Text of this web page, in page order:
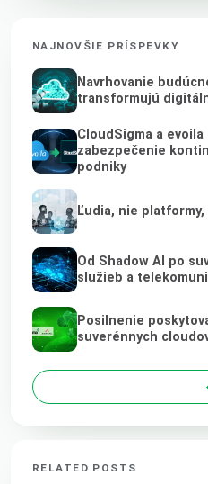
NAJNOVŠIE PRÍSPEVKY
Navrhovanie
transformujú
CloudSigma a
zabezpečenie
podniky
Ľudia, nie
Od Shadow AI po
služieb a
Posilnenie
suverénnych
RELATED POSTS